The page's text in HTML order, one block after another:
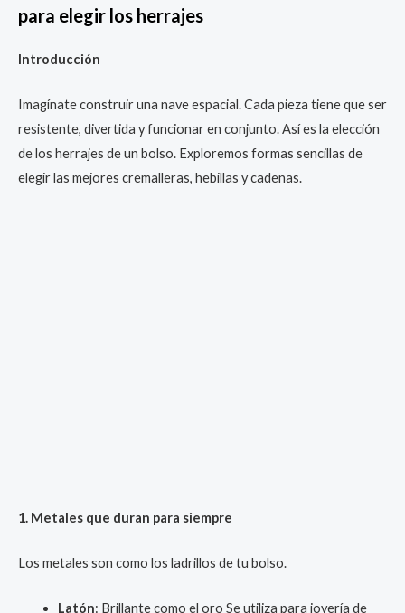
para elegir los herrajes
Introducción
Imagínate construir una nave espacial. Cada pieza tiene que ser
resistente, divertida y funcionar en conjunto. Así es la elección
de los herrajes de un bolso. Exploremos formas sencillas de
elegir las mejores cremalleras, hebillas y cadenas.
1. Metales que duran para siempre
Los metales son como los ladrillos de tu bolso.
Latón: Brillante como el oro Se utiliza para joyería de